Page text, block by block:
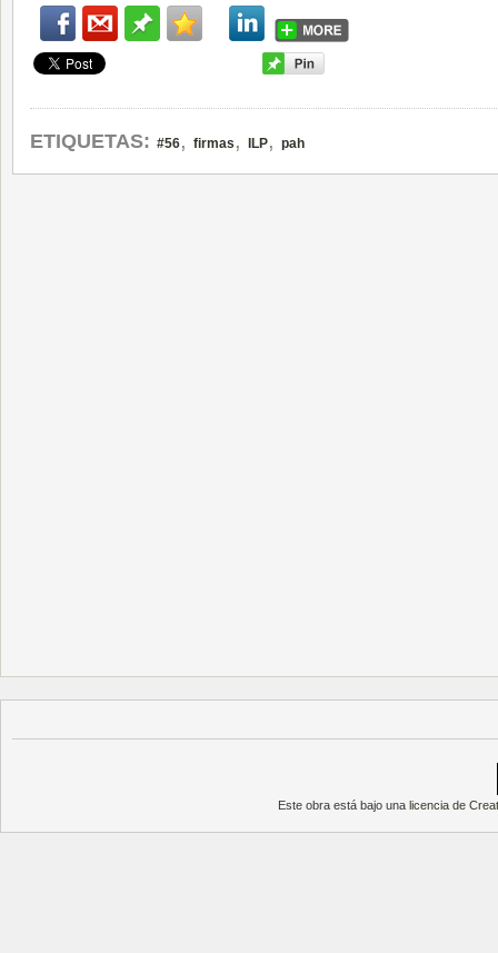
ETIQUETAS: #56, firmas , ILP, pah
Este obra está bajo una licencia de